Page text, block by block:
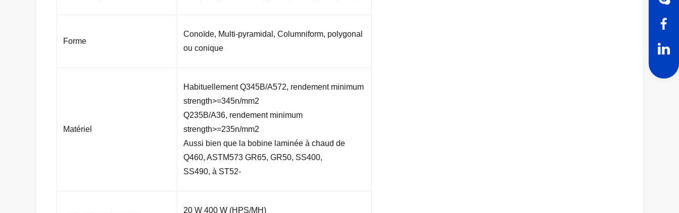
Forme
Conoïde, Multi-pyramidal, Columniform, polygonal
ou conique
Matériel
Habituellement Q345B/A572, rendement minimum
strength>=345n/mm2
Q235B/A36, rendement minimum
strength>=235n/mm2
Aussi bien que la bobine laminée à chaud de
Q460, ASTM573 GR65, GR50, SS400,
SS490, à ST52-
20 W 400 W (HPS/MH)